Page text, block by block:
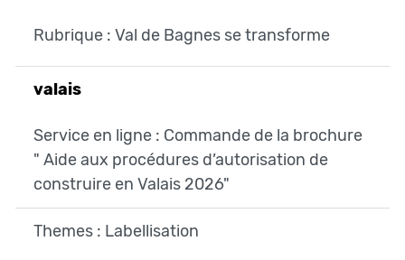
Rubrique : Val de Bagnes se transforme
valais
Service en ligne : Commande de la brochure
" Aide aux procédures d’autorisation de
construire en Valais 2026"
Themes : Labellisation